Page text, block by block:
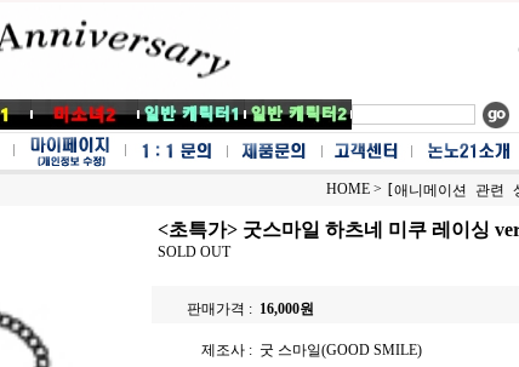
HOME > [애니메이션 관련
<초특가> 굿스마일 하츠네 미쿠 레이싱
SOLD OUT
판매가격 : 16,000원
제조사 : 굿 스마일(GOOD SMILE)